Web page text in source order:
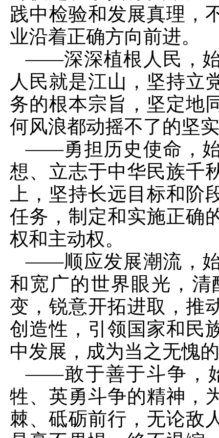
践中检验和发展真理，
业沿着正确方向前进。
——深深植根人民，始
人民就是江山，坚持立
务的根本宗旨，坚定地
何风浪都动摇不了的坚
——勇担历史使命，始
想、立志于中华民族千
上，坚持长远目标和
任务，制定和实施正确
权和主动权。
——顺应发展潮流，始
和宽广的世界眼光，
变，锐意开拓进取，推
创造性，引领国家和民
中发展，成为当之无愧
——敢于善于斗争，
牲、英勇斗争的精神，
棘、砥砺前行，无论敌